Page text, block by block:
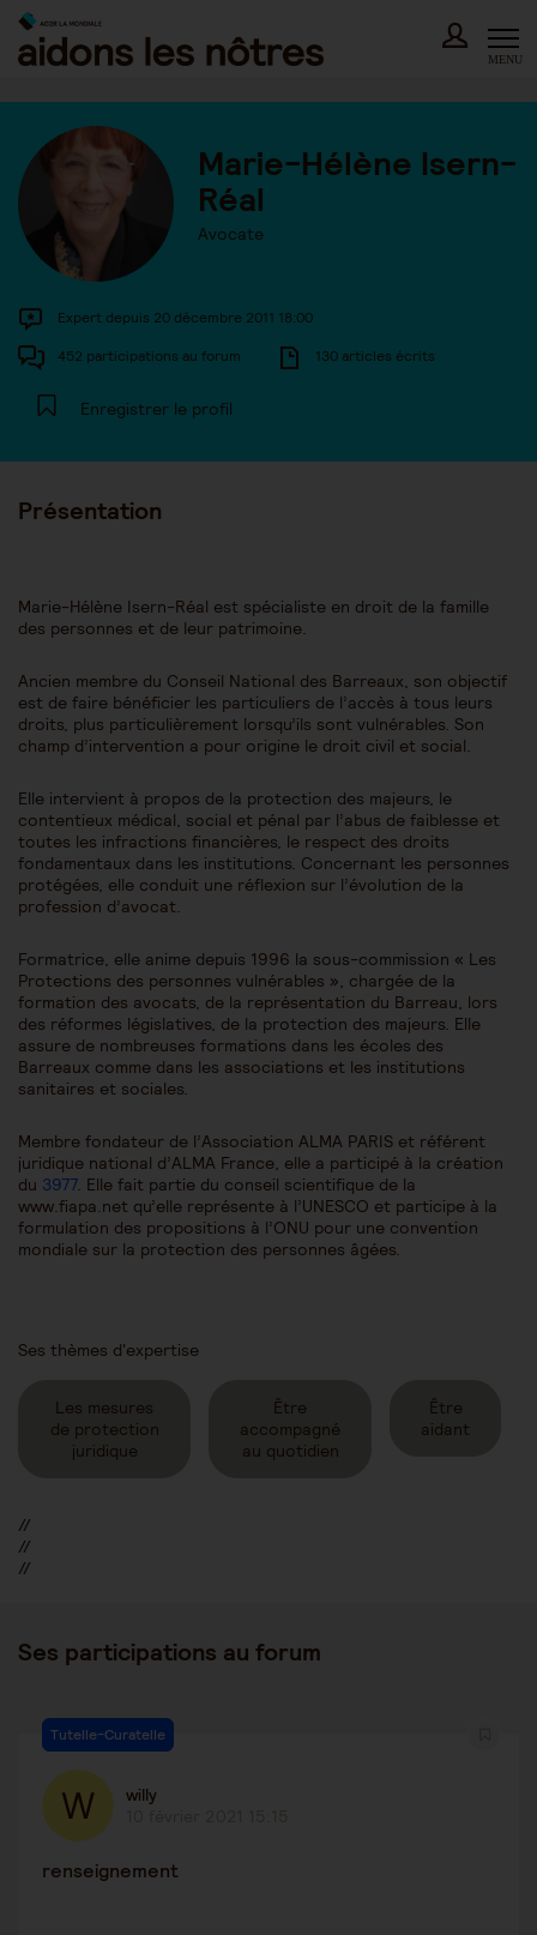
Skip
content
MENU
Marie-Hélène Isern-
Réal
Avocate
Expert depuis 20 décembre 2011 18:00
452 participations au forum 130 articles écrits
Enregistrer le profil
Présentation
Marie-Hélène Isern-Réal est spécialiste en droit de la famille
des personnes et de leur patrimoine.
Ancien membre du Conseil National des Barreaux, son objectif
est de faire bénéficier les particuliers de l’accès à tous leurs
droits, plus particulièrement lorsqu’ils sont vulnérables. Son
champ d’intervention a pour origine le droit civil et social.
Elle intervient à propos de la protection des majeurs, le
contentieux médical, social et pénal par l’abus de faiblesse et
toutes les infractions financières, le respect des droits
fondamentaux dans les institutions. Concernant les personnes
protégées, elle conduit une réflexion sur l’évolution de la
profession d’avocat.
Formatrice, elle anime depuis 1996 la sous-commission « Les
Protections des personnes vulnérables », chargée de la
formation des avocats, de la représentation du Barreau, lors
des réformes législatives, de la protection des majeurs. Elle
assure de nombreuses formations dans les écoles des
Barreaux comme dans les associations et les institutions
sanitaires et sociales.
Membre fondateur de l’Association ALMA PARIS et référent
juridique national d’ALMA France, elle a participé à la création
du 3977. Elle fait partie du conseil scientifique de la
www.fiapa.net qu’elle représente à l’UNESCO et participe à la
formulation des propositions à l’ONU pour une convention
mondiale sur la protection des personnes âgées.
Ses thèmes d'expertise
Les mesures
de protection
juridique
Être
accompagné
au quotidien
Être
aidant
//
//
//
Ses participations au forum
Tutelle-Curatelle
willy
renseignement